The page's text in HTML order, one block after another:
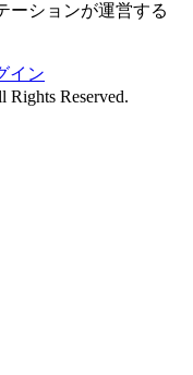
ーションが運営する
イン
Reserved.